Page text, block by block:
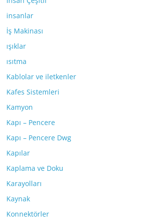
insanlar
İş Makinası
ışıklar
ısıtma
Kablolar ve iletkenler
Kafes Sistemleri
Kamyon
Kapı – Pencere
Kapı – Pencere Dwg
Kapılar
Kaplama ve Doku
Karayolları
Kaynak
Konnektörler